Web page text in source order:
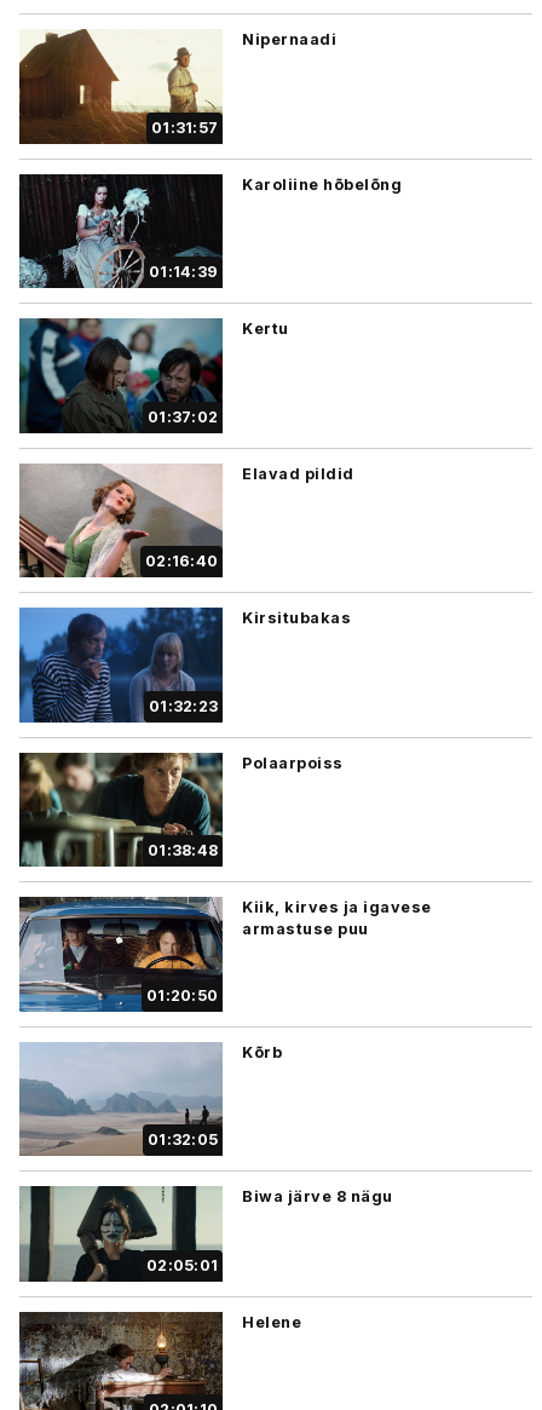
01:31:57
Nipernaadi
01:14:39
Karoliine hõbelõng
01:37:02
Kertu
02:16:40
Elavad pildid
01:32:23
Kirsitubakas
01:38:48
Polaarpoiss
01:20:50
Kiik, kirves ja igavese
armastuse puu
01:32:05
Kõrb
02:05:01
Biwa järve 8 nägu
Helene